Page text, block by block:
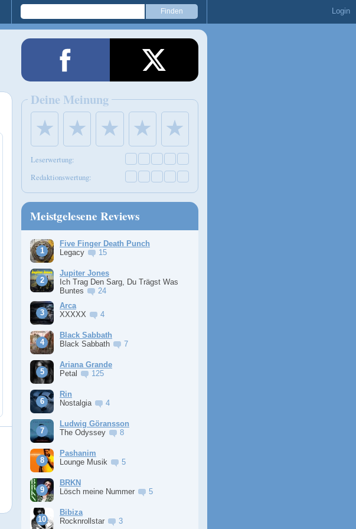
Login
Deine Meinung
★ ★ ★ ★ ★
Leserwertung:
Redaktionswertung:
Meistgelesene Reviews
Five Finger Death Punch
Legacy
15
Jupiter Jones
Ich Trag Den Sarg, Du Trägst Was
Buntes
24
Arca
XXXXX
4
Black Sabbath
Black Sabbath
7
Ariana Grande
Petal
125
Rin
Nostalgia
4
Ludwig Göransson
The Odyssey
8
Pashanim
Lounge Musik
5
BRKN
Lösch meine Nummer
5
Bibiza
Rocknrollstar
3